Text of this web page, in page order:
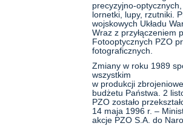
precyzyjno-
lornetki, lupy, rzutniki.
wojskowych Układu
Wraz z przyłączeniem
Fotooptycznych PZO
fotograficznych.
Zmiany w roku 1989
wszystkim
w produkcji
budżetu Państwa. 2
PZO zostało
14 maja 1996 r. –
akcje PZO S.A. do